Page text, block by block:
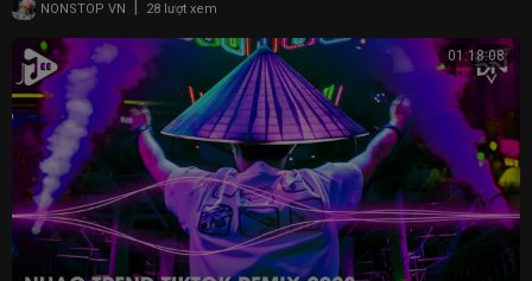
nhac tre vinahouse, nonstop 2020 bass cuc cang, nhac tre remix 2020
moi nhat, nhac tre remix hay nhat 2020, nonstop 2020 bass cực căng,
nonstop vinahouse việt mix, bd remix, nhạc tre remix 20192020 hay
nhat hien nay, remix 2020 hay nhat, remix 2020 hay nhất hiện nay, remix
2020 hay nhat hien nay, cuoc song xa nha remix, vinahouse cố giang
tình, nhac tre remix 2020 hay, cuộc sống xa nhà remix, nhac tre remix
2020 hay moi nhat hien nay, nhạc trẻ nonstop vinahouse, neu co mot
ngay remix, nhạc trẻ hay 2020,
NONSTOP VN | 28 lượt xem
01:18:08